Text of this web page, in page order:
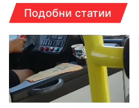
Подобни статии